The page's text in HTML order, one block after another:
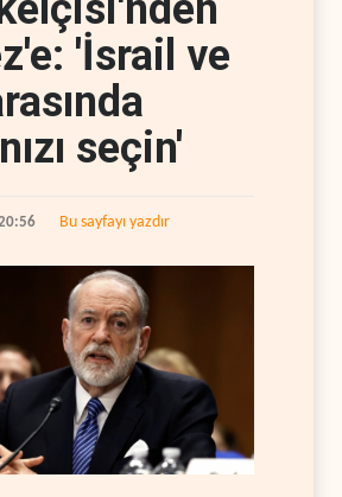
'İsrail ve
seçin'
Bu sayfayı yazdır